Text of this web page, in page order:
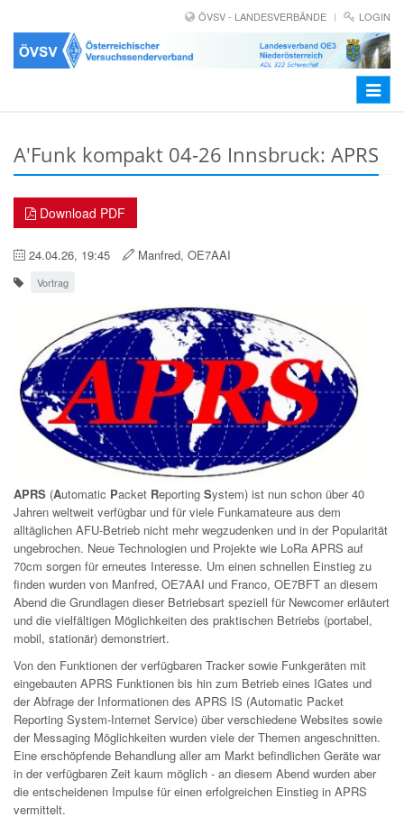
ÖVSV - LANDESVERBÄNDE LOGIN
Toggle
A'Funk kompakt 04-26 Innsbruck: APRS
Download PDF
24.04.26, 19:45 Manfred, OE7AAI
Vortrag
APRS (Automatic Packet Reporting System) ist nun schon über 40
Jahren weltweit verfügbar und für viele Funkamateure aus dem
alltäglichen AFU-Betrieb nicht mehr wegzudenken und in der Popularität
ungebrochen. Neue Technologien und Projekte wie LoRa APRS auf
70cm sorgen für erneutes Interesse. Um einen schnellen Einstieg zu
finden wurden von Manfred, OE7AAI und Franco, OE7BFT an diesem
Abend die Grundlagen dieser Betriebsart speziell für Newcomer erläutert
und die vielfältigen Möglichkeiten des praktischen Betriebs (portabel,
mobil, stationär) demonstriert.
Von den Funktionen der verfügbaren Tracker sowie Funkgeräten mit
eingebauten APRS Funktionen bis hin zum Betrieb eines IGates und
der Abfrage der Informationen des APRS IS (Automatic Packet
Reporting System-Internet Service) über verschiedene Websites sowie
der Messaging Möglichkeiten wurden viele der Themen angeschnitten.
Eine erschöpfende Behandlung aller am Markt befindlichen Geräte war
in der verfügbaren Zeit kaum möglich - an diesem Abend wurden aber
die entscheidenen Impulse für einen erfolgreichen Einstieg in APRS
vermittelt.